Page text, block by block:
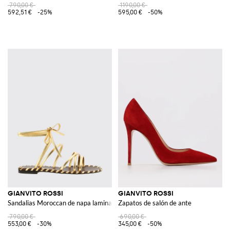
790,00 €
592,51 €
-25%
1190,00 €
595,00 €
-50%
GIANVITO ROSSI
Sandalias Moroccan de napa laminada con cordones al tobillo
790,00 €
553,00 €
-30%
GIANVITO ROSSI
Zapatos de salón de ante
690,00 €
345,00 €
-50%